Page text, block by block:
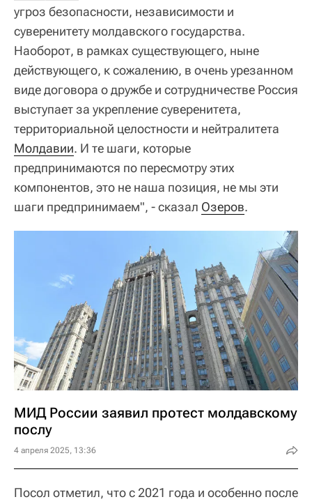
угроз безопасности, независимости и
суверенитету молдавского государства.
Наоборот, в рамках существующего, ныне
действующего, к сожалению, в очень урезанном
виде договора о дружбе и сотрудничестве Россия
выступает за укрепление суверенитета,
территориальной целостности и нейтралитета
Молдавии. И те шаги, которые
предпринимаются по пересмотру этих
компонентов, это не наша позиция, не мы эти
шаги предпринимаем", - сказал Озеров.
МИД России заявил протест молдавскому
послу
4 апреля 2025, 13:36
Посол отметил, что с 2021 года и особенно после